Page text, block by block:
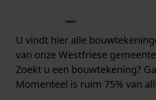
U vindt hier alle
van onze Westfriese
Zoekt u een bouwtekening?
Momenteel is ruim 75% van